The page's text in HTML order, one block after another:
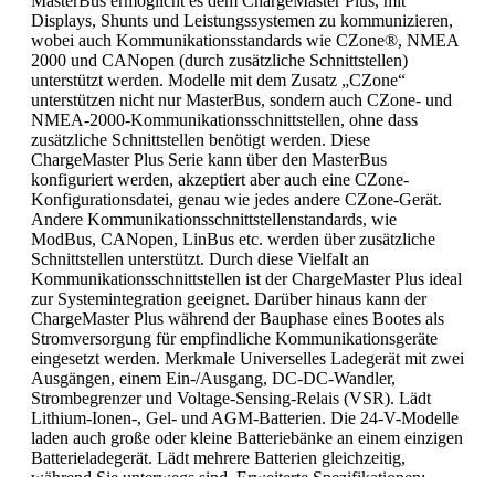
Displays, Shunts und Leistungssystemen zu kommunizieren,
wobei auch Kommunikationsstandards wie CZone®, NMEA
2000 und CANopen (durch zusätzliche Schnittstellen)
unterstützt werden. Modelle mit dem Zusatz „CZone“
unterstützen nicht nur MasterBus, sondern auch CZone- und
NMEA-2000-Kommunikationsschnittstellen, ohne dass
zusätzliche Schnittstellen benötigt werden. Diese
ChargeMaster Plus Serie kann über den MasterBus
konfiguriert werden, akzeptiert aber auch eine CZone-
Konfigurationsdatei, genau wie jedes andere CZone-Gerät.
Andere Kommunikationsschnittstellenstandards, wie
ModBus, CANopen, LinBus etc. werden über zusätzliche
Schnittstellen unterstützt. Durch diese Vielfalt an
Kommunikationsschnittstellen ist der ChargeMaster Plus ideal
zur Systemintegration geeignet. Darüber hinaus kann der
ChargeMaster Plus während der Bauphase eines Bootes als
Stromversorgung für empfindliche Kommunikationsgeräte
eingesetzt werden. Merkmale Universelles Ladegerät mit zwei
Ausgängen, einem Ein-/Ausgang, DC-DC-Wandler,
Strombegrenzer und Voltage-Sensing-Relais (VSR). Lädt
Lithium-Ionen-, Gel- und AGM-Batterien. Die 24-V-Modelle
laden auch große oder kleine Batteriebänke an einem einzigen
Batterieladegerät. Lädt mehrere Batterien gleichzeitig,